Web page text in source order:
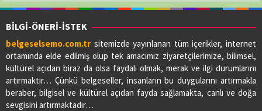
BİLGİ-ÖNERİ-İSTEK
belgeselsemo.com.tr sitemizde yayınlanan tüm içerikler, internet
ortamında elde edilmiş olup tek amacımız ziyaretçilerimize, bilimsel,
kültürel açıdan biraz da olsa faydalı olmak, merak ve ilgi durumlarını
artırmaktır… Çünkü belgeseller, insanların bu duygularını artırmakla
beraber, bilgisel ve kültürel açıdan fayda sağlamakta, canlı ve doğa
sevgisini artırmaktadır…